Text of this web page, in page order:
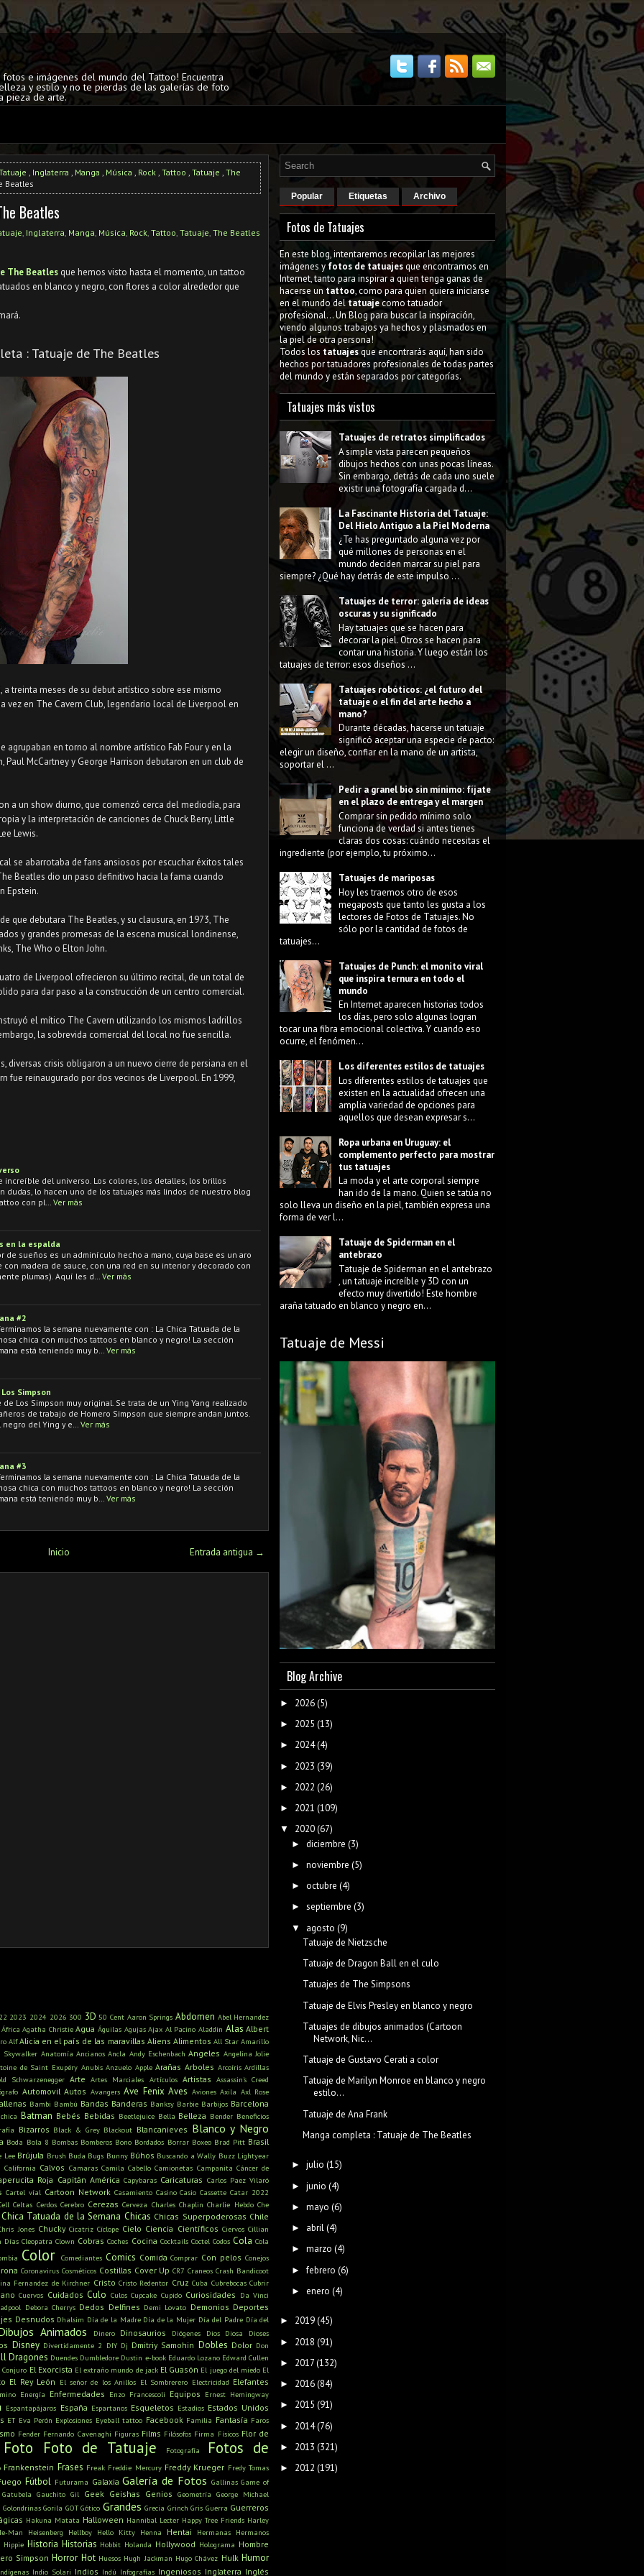
e imágenes del mundo del Tattoo! Encuentra
y estilo y no te pierdas de las galerías de foto
pieza de arte.
, Inglaterra , Manga , Música , Rock , Tattoo , Tatuaje , The
Beatles
Beatles
, Inglaterra, Manga, Música, Rock, Tattoo, Tatuaje, The Beatles
The Beatles que hemos visto hasta el momento, un tattoo
en blanco y negro, con flores a color alrededor que
: Tatuaje de The Beatles
a treinta meses de su debut artístico sobre ese mismo
vez en The Cavern Club, legendario local de Liverpool en
agrupaban en torno al nombre artístico Fab Four y en la
Paul McCartney y George Harrison debutaron en un club de
a un show diurno, que comenzó cerca del mediodía, para
y la interpretación de canciones de Chuck Berry, Little
Lewis.
se abarrotaba de fans ansiosos por escuchar éxitos tales
Beatles dio un paso definitivo hacia la fama cuando
Epstein.
que debutara The Beatles, y su clausura, en 1973, The
y grandes promesas de la escena musical londinense,
The Who o Elton John.
de Liverpool ofrecieron su último recital, de un total de
para dar paso a la construcción de un centro comercial.
el mítico The Cavern utilizando los mismos ladrillos
la sobrevida comercial del local no fue sencilla.
diversas crisis obligaron a un nuevo cierre de persiana en el
fue reinaugurado por dos vecinos de Liverpool. En 1999,
increíble del universo. Los colores, los detalles, los brillos
dudas, lo hacen uno de los tatuajes más lindos de nuestro blog
con pl…
Ver más
en la espalda
de sueños es un adminículo hecho a mano, cuya base es un aro
madera de sauce, con una red en su interior y decorado con
plumas). Aquí les d…
Ver más
#2
la semana nuevamente con : La Chica Tatuada de la
chica con muchos tattoos en blanco y negro! La sección
está teniendo muy b…
Ver más
Simpson
Los Simpson muy original. Se trata de un Ying Yang realizado
de trabajo de Homero Simpson que siempre andan juntos.
del Ying y e…
Ver más
#3
la semana nuevamente con : La Chica Tatuada de la
chica con muchos tattoos en blanco y negro! La sección
está teniendo muy b…
Ver más
Entrada antigua →
Inicio
2023 2024 2026 300 3D 50 Cent Aaron Springs Abdomen Abel Hernandez
África Agatha Christie Agua Águilas Agujas Ajax Al Pacino Aladdin Alas Albert
Alf Alicia en el país de las maravillas Aliens Alimentos All Star Amarillo
Skywalker Anatomía Ancianos Ancla Andy Eschenbach Angeles Angelina Jolie
de Saint Exupéry Anubis Anzuelo Apple Arañas Arboles Arcoíris Ardillas
Schwarzenegger Arte Artes Marciales Artículos Artistas Assassin's Creed
Automovil Autos Avangers Ave Fenix Aves Aviones Axila Axl Rose
Bambi Bambú Bandas Banderas Banksy Barbie Barbijos Barcelona
Batman Bebés Bebidas Beetlejuice Bella Belleza Bender Beneficios
Bizarros Black & Grey Blackout Blancanieves Blanco y Negro
Boda Bola 8 Bombas Bomberos Bono Bordados Borrar Boxeo Brad Pitt Brasil
Lee Brújula Brush Buda Bugs Bunny Búhos Buscando a Wally Buzz Lightyear
California Calvos Camaras Camila Cabello Camionetas Campanita Cáncer de
Roja Capitán América Capybaras Caricaturas Carlos Paez Vilaró
Cartel víal Cartoon Network Casamiento Casino Casio Cassette Catar 2022
Celtas Cerdos Cerebro Cerezas Cerveza Charles Chaplin Charlie Hebdo Che
Chica Tatuada de la Semana Chicas Chicas Superpoderosas Chile
Jones Chucky Cicatriz Cíclope Cielo Ciencia Científicos Ciervos Cillian
Días Cleopatra Clown Cobras Coches Cocina Cocktails Coctel Codos Cola Cola
Color Comediantes Comics Comida Comprar Con pelos Conejos
Coronavirus Cosméticos Costillas Cover Up CR7 Craneos Crash Bandicoot
Fernandez de Kirchner Cristo Cristo Redentor Cruz Cuba Cubrebocas Cubrir
Cuervos Cuidados Culo Culos Cupcake Cupido Curiosidades Da Vinci
Debora Cherrys Dedos Delfines Demi Lovato Demonios Deportes
Desnudos Dhalsim Día de la Madre Día de la Mujer Día del Padre Día del
Animados Dinero Dinosaurios Diógenes Dios Diosa
Dioses
Disney Divertidamente 2 DIY Dj Dmitriy Samohin Dobles Dolor Don
Dragones Duendes Dumbledore Dustin e-book Eduardo Lozano Edward Cullen
Conjuro El Exorcista El extraño mundo de jack El Guasón El juego del miedo El
El Rey León El señor de los Anillos El Sombrerero Electricidad Elefantes
Energía Enfermedades Enzo Francescoli Equipos Ernest Hemingway
Espantapájaros España Espartanos Esqueletos Estadios Estados Unidos
ET Eva Perón Explosiones Eyeball tattoo Facebook Familia Fantasía Faros
Fender Fernando Cavenaghi Figuras Films Filósofos Firma Físicos Flor de
Foto Foto de Tatuaje Fotografía
Fotos de
Frankenstein Frases Freak Freddie Mercury Freddy Krueger Fredy Tomas
Fútbol Futurama Galaxia Galería de Fotos Gallinas Game of
Gatubela Gauchito Gil Geek Geishas Genios Geometría George Michael
Golondrinas Gorila GOT Gótico Grandes Grecia Grinch Gris Guerra Guerreros
Hakuna Matata Halloween Hannibal Lecter Happy Tree Friends Harley
Man Heisenberg Hellboy Hello Kitty Henna Hentai Hermanas Hermanos
Hippie Historia Historias Hobbit Holanda Hollywood Holograma Hombre
Simpson Horror Hot Huesos Hugh Jackman Hugo Chávez Hulk Humor
Indio Solari Indios Indú Infografías Ingeniosos Inglaterra Inglés
Popular Etiquetas Archivo
Fotos de Tatuajes
En este blog, intentaremos recopilar las mejores
imágenes y fotos de tatuajesque encontramos en
Internet, tanto para inspirar a quien tenga ganas de
hacerse un tattoo, como para quien quiera iniciarse
en el mundo del tatuajecomo tatuador
profesional... Un Blog para buscar la inspiración,
viendo algunos trabajos ya hechos y plasmados en
la piel de otra persona!
Todos los tatuajesque encontrarás aquí, han sido
hechos por tatuadores profesionales de todas partes
del mundo y están separados por categorías.
Tatuajes más vistos
Tatuajes de retratos simplificados
A simple vista parecen pequeños
dibujos hechos con unas pocas líneas.
Sin embargo, detrás de cada uno suele
existir una fotografía cargada d...
La Fascinante Historia del Tatuaje:
Del Hielo Antiguo a la Piel Moderna
¿Te has preguntado alguna vez por
qué millones de personas en el
mundo deciden marcar su piel para
siempre? ¿Qué hay detrás de este impulso ...
Tatuajes de terror: galería de ideas
oscuras y su significado
Hay tatuajes que se hacen para
decorar la piel. Otros se hacen para
contar una historia. Y luego están los
tatuajes de terror: esos diseños ...
Tatuajes robóticos: ¿el futuro del
tatuaje o el fin del arte hecho a
mano?
Durante décadas, hacerse un tatuaje
significó aceptar una especie de pacto:
elegir un diseño, confiar en la mano de un artista,
soportar el ...
Pedir a granel bio sin mínimo: fíjate
en el plazo de entrega y el margen
Comprar sin pedido mínimo solo
funciona de verdad si antes tienes
claras dos cosas: cuándo necesitas el
ingrediente (por ejemplo, tu próximo...
Tatuajes de mariposas
Hoy les traemos otro de esos
megaposts que tanto les gusta a los
lectores de Fotos de Tatuajes. No
sólo por la cantidad de fotos de
tatuajes...
Tatuajes de Punch: el monito viral
que inspira ternura en todo el
mundo
En Internet aparecen historias todos
los días, pero solo algunas logran
tocar una fibra emocional colectiva. Y cuando eso
ocurre, el fenómen...
Los diferentes estilos de tatuajes
Los diferentes estilos de tatuajes que
existen en la actualidad ofrecen una
amplia variedad de opciones para
aquellos que desean expresar s...
Ropa urbana en Uruguay: el
complemento perfecto para mostrar
tus tatuajes
La moda y el arte corporal siempre
han ido de la mano. Quien se tatúa no
solo lleva un diseño en la piel, también expresa una
forma de ver l...
Tatuaje de Spiderman en el
antebrazo
Tatuaje de Spiderman en el antebrazo
, un tatuaje increíble y 3D con un
efecto muy divertido! Este hombre
araña tatuado en blanco y negro en...
Tatuaje de Messi
Blog Archive
► 2026(5)
► 2025 (13)
► 2024(4)
► 2023 (39)
► 2022 (26)
► 2021 (109)
▼ 2020(67)
► diciembre (3)
► noviembre (5)
► octubre (4)
► septiembre (3)
▼ agosto (9)
Tatuaje de Nietzsche
Tatuaje de Dragon Ball en el culo
Tatuajes de The Simpsons
Tatuaje de Elvis Presley en blanco y negro
Tatuajes de dibujos animados (Cartoon
Network, Nic...
Tatuaje de Gustavo Cerati a color
Tatuaje de Marilyn Monroe en blanco y negro
estilo...
Tatuaje de Ana Frank
Manga completa : Tatuaje de The Beatles
► julio (15)
► junio (4)
► mayo (6)
► abril (4)
► marzo (4)
►febrero (6)
► enero (4)
► 2019(45)
► 2018 (91)
► 2017(132)
► 2016(84)
► 2015 (91)
► 2014(76)
► 2013 (321)
► 2012 (191)